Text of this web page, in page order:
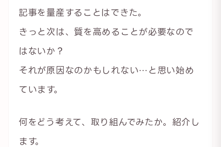
記事を量産することはできた。
きっと次は、質を高めることが必要なので
はないか？
それが原因なのかもしれない…と思い始め
ています。
何をどう考えて、取り組んでみたか。紹介し
ます。